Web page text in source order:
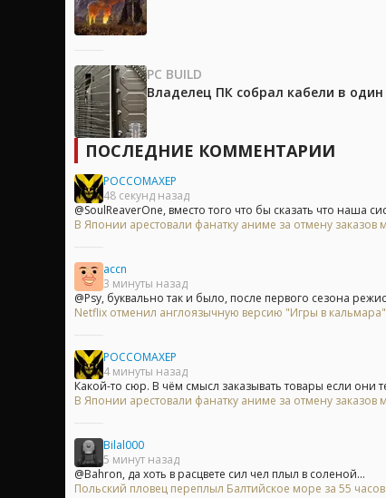
PC BUILD
Владелец ПК собрал кабели в
ПОСЛЕДНИЕ КОММЕНТАРИИ
POCCOMAXEP
48 секунд назад
@SoulReaverOne, вместо того что бы сказать что наша
В Японии арестовали фанатку аниме за отмену
accn
3 минуты назад
@Psy, буквально так и было, после первого сезона
Netflix отменил англоязычную версию "Игры в
POCCOMAXEP
4 минуты назад
Какой-то сюр. В чём смысл заказывать товары если они
В Японии арестовали фанатку аниме за отмену
Bilal000
5 минут назад
@Bahron, да хоть в расцвете сил чел плыл в соленой...
Польский пловец переплыл Балтийское море за 55